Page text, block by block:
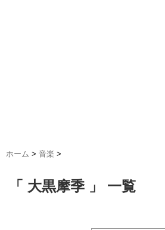
ホーム > 音楽 >
「 大黒摩季 」 一覧